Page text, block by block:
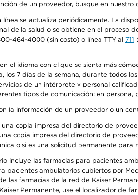
de un proveedor, busque en nuestro
se actualiza periódicamente. La
de la salud o se obtiene en el proceso
464-4000 (sin costo) o línea TTY al 711
el idioma con el que se sienta más
los 7 días de la semana, durante todos
de un intérprete y personal
tipos de comunicación: en
la información de un proveedor o un
copia impresa del directorio de
copia impresa del directorio de
o si es una solicitud permanente para
incluye las farmacias para pacientes
pacientes ambulatorios cubiertos por
las farmacias de la red de Kaiser
Permanente, use el localizador de